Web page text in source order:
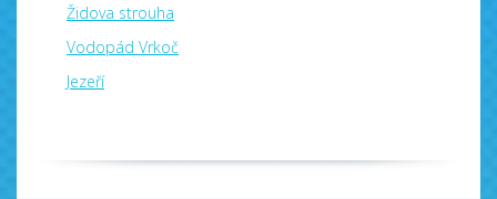
Židova strouha
Vodopád Vrkoč
Jezeří